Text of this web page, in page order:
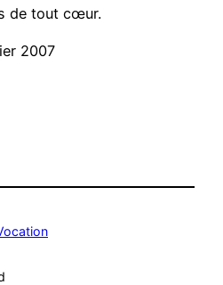
de tout cœur.
2007